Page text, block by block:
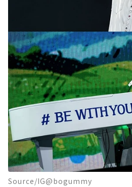
Source/IG@bogummy